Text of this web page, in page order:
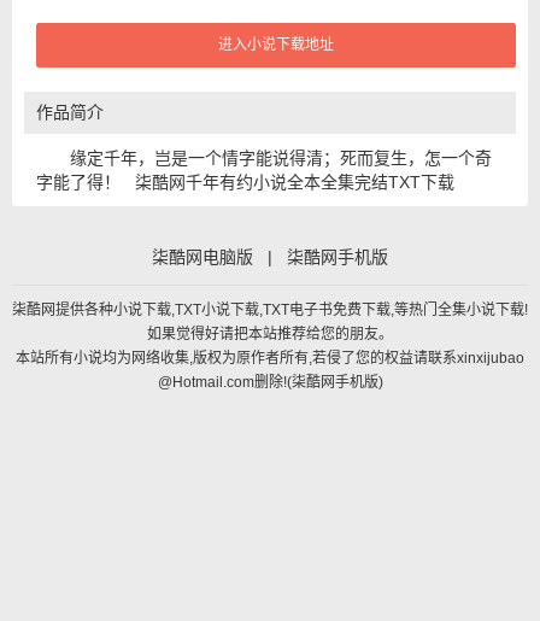
进入小说下载地址
作品简介
缘定千年，岂是一个情字能说得清；死而复生，怎一个奇
字能了得！ 柒酷网千年有约小说全本全集完结TXT下载
柒酷网电脑版 | 柒酷网手机版
柒酷网提供各种小说下载,TXT小说下载,TXT电子书免费下载,等热门全集小说下载!
如果觉得好请把本站推荐给您的朋友。
本站所有小说均为网络收集,版权为原作者所有,若侵了您的权益请联系xinxijubao
@Hotmail.com删除!(柒酷网手机版)